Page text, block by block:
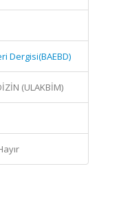
Dergisi(BAEBD)
(ULAKBİM)